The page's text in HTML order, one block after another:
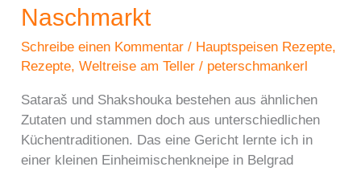
Naschmarkt
Schreibe einen Kommentar / Hauptspeisen Rezepte,
Rezepte,Weltreise am Teller / peterschmankerl
Sataraš und Shakshouka bestehen aus ähnlichen
Zutaten und stammen doch aus unterschiedlichen
Küchentraditionen. Das eine Gericht lernte ich in
einer kleinen Einheimischenkneipe in Belgrad